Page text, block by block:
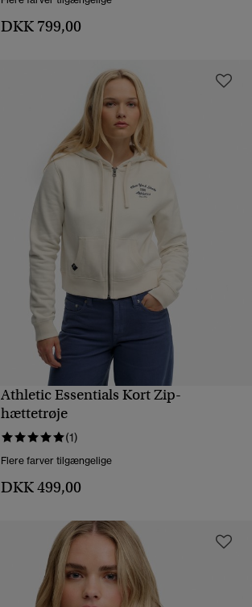
DKK 799,00
Athletic Essentials Kort Zip-
hættetrøje
(1)
Flere farver tilgængelige
DKK 499,00